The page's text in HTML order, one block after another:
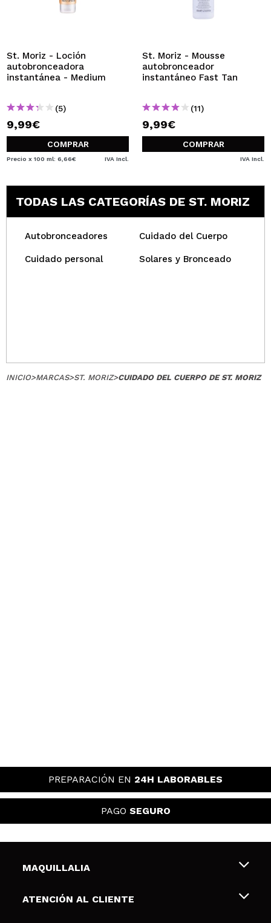
St. Moriz - Loción
autobronceadora
instantánea - Medium
(5)
9,99€
COMPRAR
Precio x 100 ml: 6,66€ IVA Incl.
St. Moriz - Mousse
autobronceador
instantáneo Fast Tan
(11)
9,99€
COMPRAR
IVA Incl.
TODAS LAS CATEGORÍAS DE ST. MORIZ
Autobronceadores Cuidado del Cuerpo
Cuidado personal Solares y Bronceado
INICIO>MARCAS>ST. MORIZ>CUIDADO DEL CUERPO DE ST. MORIZ
PREPARACIÓN EN 24H LABORABLES
PAGO SEGURO
MAQUILLALIA
Sobre nosotros
ATENCIÓN AL CLIENTE